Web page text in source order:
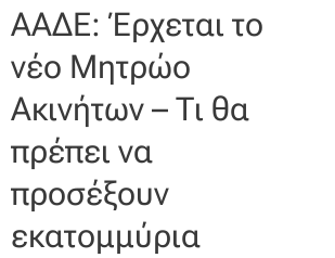
ΑΑΔΕ: Έρχεται το
νέο Μητρώο
Ακινήτων – Τι θα
πρέπει να
προσέξουν
εκατομμύρια